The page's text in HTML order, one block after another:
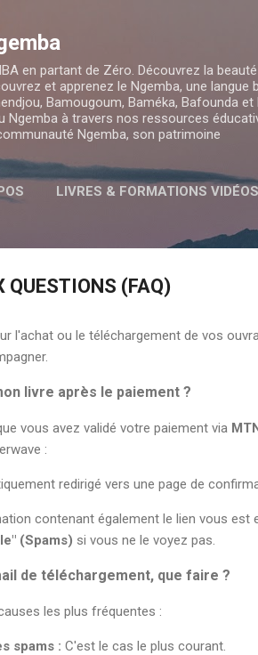
en partant de Zéro. Découvrez la
et apprenez le Ngemba, une langue
Bamougoum, Baméka, Bafounda
Ngemba à travers nos ressources
Ngemba, son patrimoine
LIVRES & FORMATIONS VIDÉOS
QUESTIONS (FAQ)
l'achat ou le téléchargement de vos
livre après le paiement ?
vous avez validé votre paiement via
:
redirigé vers une page de
contenant également le lien vous
(Spams) si vous ne le voyez pas.
de téléchargement, que faire ?
les plus fréquentes :
spams : C'est le cas le plus courant.